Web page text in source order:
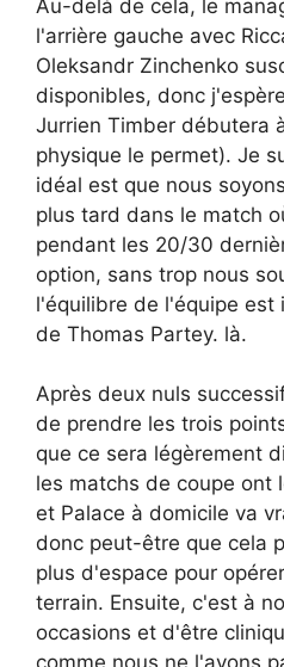
Au-delà de cela, le
l'arrière gauche avec
Oleksandr Zinchenko
disponibles, donc
Jurrien Timber débutera
physique le permet). Je
idéal est que nous
plus tard dans le match
pendant les 20/30
option, sans trop nous
l'équilibre de l'équipe est
de Thomas Partey. là.
Après deux nuls
de prendre les trois
que ce sera légèrement
les matchs de coupe ont
et Palace à domicile va
donc peut-être que cela
plus d'espace pour
terrain. Ensuite, c'est à
occasions et d'être